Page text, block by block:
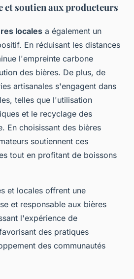
et soutien aux producteurs
locales a également un
En réduisant les distances
l'empreinte carbone
des bières. De plus, de
artisanales s'engagent dans
telles que l'utilisation
et le recyclage des
En choisissant des bières
soutiennent ces
tout en profitant de boissons
et locales offrent une
et responsable aux bières
l'expérience de
des pratiques
des communautés